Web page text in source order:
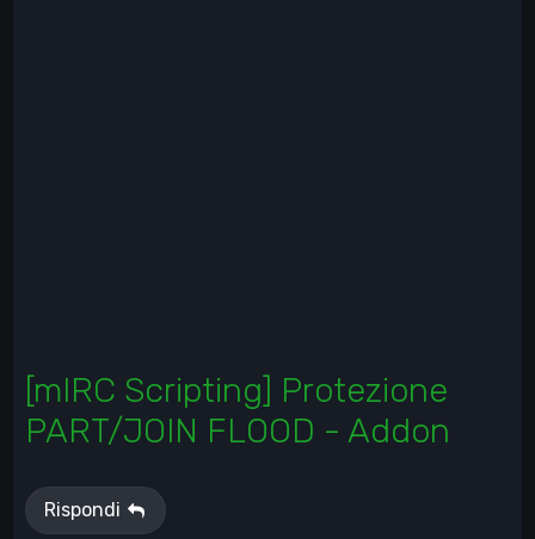
[mIRC Scripting] Protezione
PART/JOIN FLOOD - Addon
Rispondi